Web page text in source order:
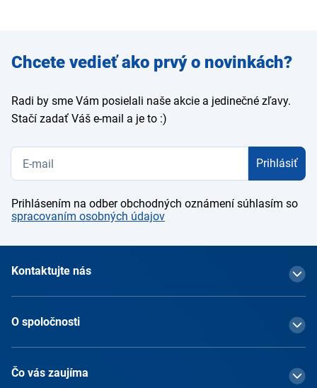
Zadajte
e-mail
Chcete vedieť ako prvý o novinkách?
Radi by sme Vám posielali naše akcie a jedinečné zľavy.
Stačí zadať Váš e-mail a je to :)
Prihlásiť
Prihlásením na odber obchodných oznámení súhlasím so
spracovaním osobných údajov
Kontaktujte nás
O spoločnosti
Čo vás zaujíma